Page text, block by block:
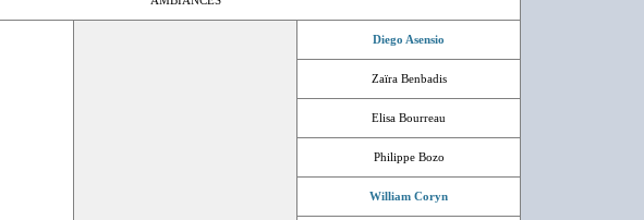
Diego Asensio
Zaïra Benbadis
Elisa Bourreau
Philippe Bozo
William Coryn